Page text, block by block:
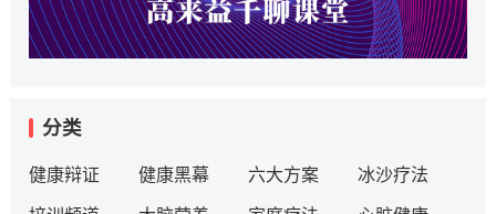
分类
健康辩证 健康黑幕 六大方案 冰沙疗法